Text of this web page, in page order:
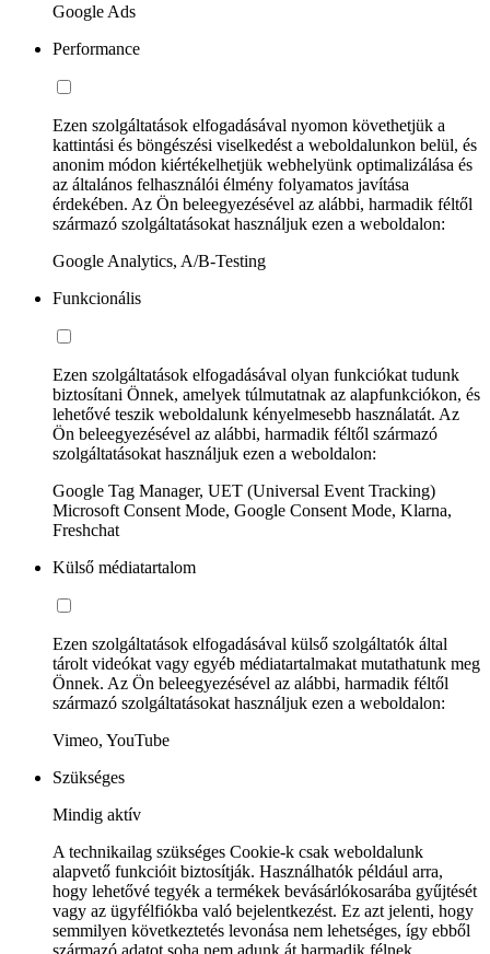
Google Ads
Performance
Ezen szolgáltatások elfogadásával nyomon követhetjük a
kattintási és böngészési viselkedést a weboldalunkon belül, és
anonim módon kiértékelhetjük webhelyünk optimalizálása és
az általános felhasználói élmény folyamatos javítása
érdekében. Az Ön beleegyezésével az alábbi, harmadik féltől
származó szolgáltatásokat használjuk ezen a weboldalon:
Google Analytics, A/B-Testing
Funkcionális
Ezen szolgáltatások elfogadásával olyan funkciókat tudunk
biztosítani Önnek, amelyek túlmutatnak az alapfunkciókon, és
lehetővé teszik weboldalunk kényelmesebb használatát. Az
Ön beleegyezésével az alábbi, harmadik féltől származó
szolgáltatásokat használjuk ezen a weboldalon:
Google Tag Manager, UET (Universal Event Tracking)
Microsoft Consent Mode, Google Consent Mode, Klarna,
Freshchat
Külső médiatartalom
Ezen szolgáltatások elfogadásával külső szolgáltatók által
tárolt videókat vagy egyéb médiatartalmakat mutathatunk meg
Önnek. Az Ön beleegyezésével az alábbi, harmadik féltől
származó szolgáltatásokat használjuk ezen a weboldalon:
Vimeo, YouTube
Szükséges
Mindig aktív
A technikailag szükséges Cookie-k csak weboldalunk
alapvető funkcióit biztosítják. Használhatók például arra,
hogy lehetővé tegyék a termékek bevásárlókosarába gyűjtését
vagy az ügyfélfiókba való bejelentkezést. Ez azt jelenti, hogy
semmilyen következtetés levonása nem lehetséges, így ebből
származó adatot soha nem adunk át harmadik félnek.